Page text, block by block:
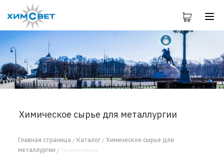
Химическое сырье для металлургии
Главная страница Каталог
Химическое сырье для
металлургии
Тиомочевина